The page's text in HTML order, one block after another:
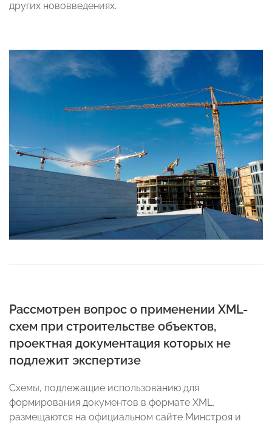
других нововведениях.
Рассмотрен вопрос о применении XML-
схем при строительстве объектов,
проектная документация которых не
подлежит экспертизе
Схемы, подлежащие использованию для
формирования документов в формате XML,
размещаются на официальном сайте Минстроя и